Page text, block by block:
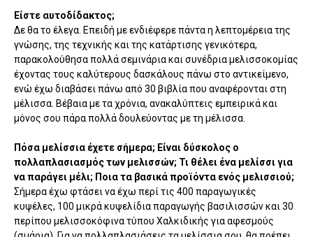
Είστε αυτοδίδακτος;
Δε θα το έλεγα. Επειδή με ενδιέφερε πάντα η λεπτομέρεια της
γνώσης, της τεχνικής και της κατάρτισης γενικότερα,
παρακολούθησα πολλά σεμινάρια και συνέδρια μελισσοκομίας
έχοντας τους καλύτερους δασκάλους πάνω στο αντικείμενο,
ενώ έχω διαβάσει πάνω από 30 βιβλία που αναφέρονται στη
μέλισσα. Βέβαια με τα χρόνια, ανακαλύπτεις εμπειρικά και
μόνος σου πάρα πολλά δουλεύοντας με τη μέλισσα.
Πόσα μελίσσια έχετε σήμερα; Είναι δύσκολος ο
πολλαπλασιασμός των μελισσών; Τι θέλει ένα μελίσσι για
να παράγει μέλι; Ποια τα βασικά προϊόντα ενός μελισσιού;
Σήμερα έχω φτάσει να έχω περί τις 400 παραγωγικές
κυψέλες, 100 μικρά κυψελίδια παραγωγής βασιλισσών και 30
περίπου μελισσοκόφινα τύπου Χαλκιδικής για αφεσμούς